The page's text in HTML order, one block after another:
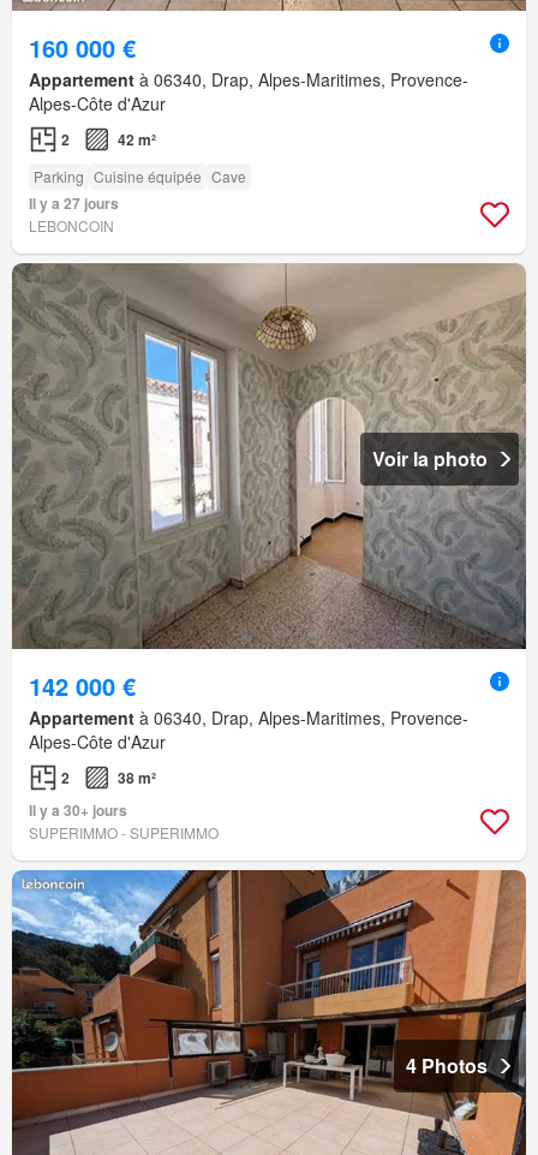
160 000 €
Appartement à 06340, Drap, Alpes-Maritimes, Provence-
Alpes-Côte d'Azur
2 42 m²
Parking Cuisine équipée Cave
Il y a 27 jours
LEBONCOIN
Voir la photo
142 000 €
Appartement à 06340, Drap, Alpes-Maritimes, Provence-
Alpes-Côte d'Azur
2
38 m²
Il y a 30+ jours
SUPERIMMO - SUPERIMMO
4 Photos